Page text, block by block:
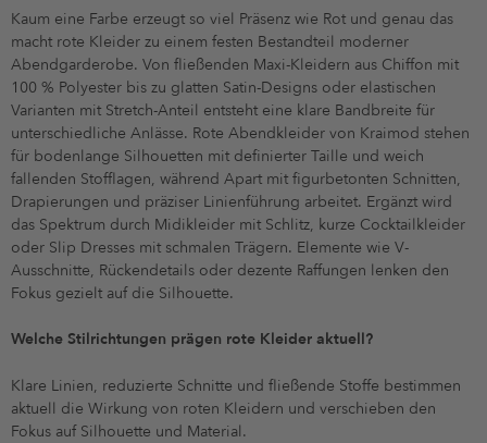
Kaum eine Farbe erzeugt so viel Präsenz wie Rot und genau das
macht rote Kleider zu einem festen Bestandteil moderner
Abendgarderobe. Von fließenden Maxi-Kleidern aus Chiffon mit
100 % Polyester bis zu glatten Satin-Designs oder elastischen
Varianten mit Stretch-Anteil entsteht eine klare Bandbreite für
unterschiedliche Anlässe. Rote Abendkleider von Kraimod stehen
für bodenlange Silhouetten mit definierter Taille und weich
fallenden Stofflagen, während Apart mit figurbetonten Schnitten,
Drapierungen und präziser Linienführung arbeitet. Ergänzt wird
das Spektrum durch Midikleider mit Schlitz, kurze Cocktailkleider
oder Slip Dresses mit schmalen Trägern. Elemente wie V-
Ausschnitte, Rückendetails oder dezente Raffungen lenken den
Fokus gezielt auf die Silhouette.
Welche Stilrichtungen prägen rote Kleider aktuell?
Klare Linien, reduzierte Schnitte und fließende Stoffe bestimmen
aktuell die Wirkung von roten Kleidern und verschieben den
Fokus auf Silhouette und Material.